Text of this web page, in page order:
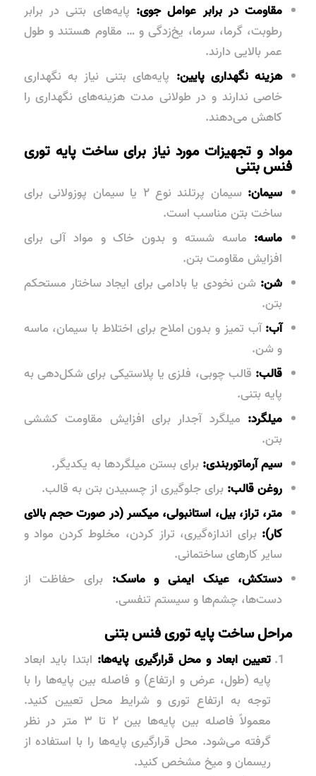
مقاومت در برابر عوامل جوی: پایه‌های بتنی در برابر
رطوبت، گرما، سرما، یخ‌زدگی و … مقاوم هستند و طول
عمر بالایی دارند.
هزینه نگهداری پایین: پایه‌های بتنی نیاز به نگهداری
خاصی ندارند و در طولانی مدت هزینه‌های نگهداری را
کاهش می‌دهند.
مواد و تجهیزات مورد نیاز برای ساخت پایه توری
فنس بتنی
سیمان:
سیمان پرتلند نوع ۲ یا سیمان پوزولانی برای
ساخت بتن مناسب است.
ماسه: ماسه شسته و بدون خاک و مواد آلی برای
افزایش مقاومت بتن.
شن: شن نخودی یا بادامی برای ایجاد ساختار مستحکم
بتن.
آب:آب تمیز و بدون املاح برای اختلاط با سیمان، ماسه
و شن.
قالب: قالب چوبی، فلزی یا پلاستیکی برای شکل‌دهی به
پایه بتنی.
میلگرد: میلگرد آجدار برای افزایش مقاومت کششی
بتن.
سیم آرماتوربندی: برای بستن میلگردها به یکدیگر.
روغن قالب: برای جلوگیری از چسبیدن بتن به قالب.
متر، تراز، بیل، استانبولی، میکسر (در صورت حجم بالای
کار): برای اندازه‌گیری، تراز کردن، مخلوط کردن مواد و
سایر کارهای ساختمانی.
دستکش، عینک ایمنی و ماسک: برای حفاظت از
دست‌ها، چشم‌ها و سیستم تنفسی.
مراحل ساخت پایه توری فنس بتنی
تعیین ابعاد و محل قرارگیری پایه‌ها: ابتدا باید ابعاد
پایه (طول، عرض و ارتفاع) و فاصله بین پایه‌ها را با
توجه به ارتفاع توری و شرایط محل تعیین کنید.
معمولاً فاصله بین پایه‌ها بین ۲ تا ۳ متر در نظر
گرفته می‌شود. محل قرارگیری پایه‌ها را با استفاده از
ریسمان و میخ مشخص کنید.